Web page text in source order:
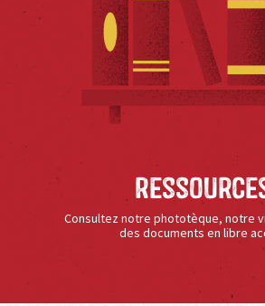
Consultez notre phototèque, notre
des documents en libre